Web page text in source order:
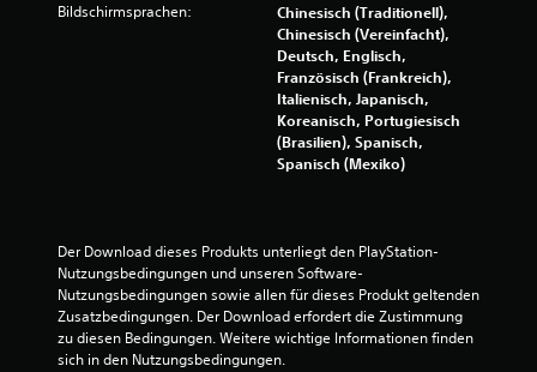
Bildschirmsprachen:
Chinesisch (Traditionell),
Chinesisch (Vereinfacht),
Deutsch, Englisch,
Französisch (Frankreich),
Italienisch, Japanisch,
Koreanisch, Portugiesisch
(Brasilien), Spanisch,
Spanisch (Mexiko)
Der Download dieses Produkts unterliegt den PlayStation-
Nutzungsbedingungen und unseren Software-
Nutzungsbedingungen sowie allen für dieses Produkt geltenden
Zusatzbedingungen. Der Download erfordert die Zustimmung
zu diesen Bedingungen. Weitere wichtige Informationen finden
sich in den Nutzungsbedingungen.